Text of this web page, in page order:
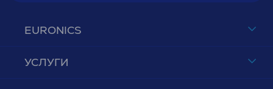
EURONICS
УСЛУГИ